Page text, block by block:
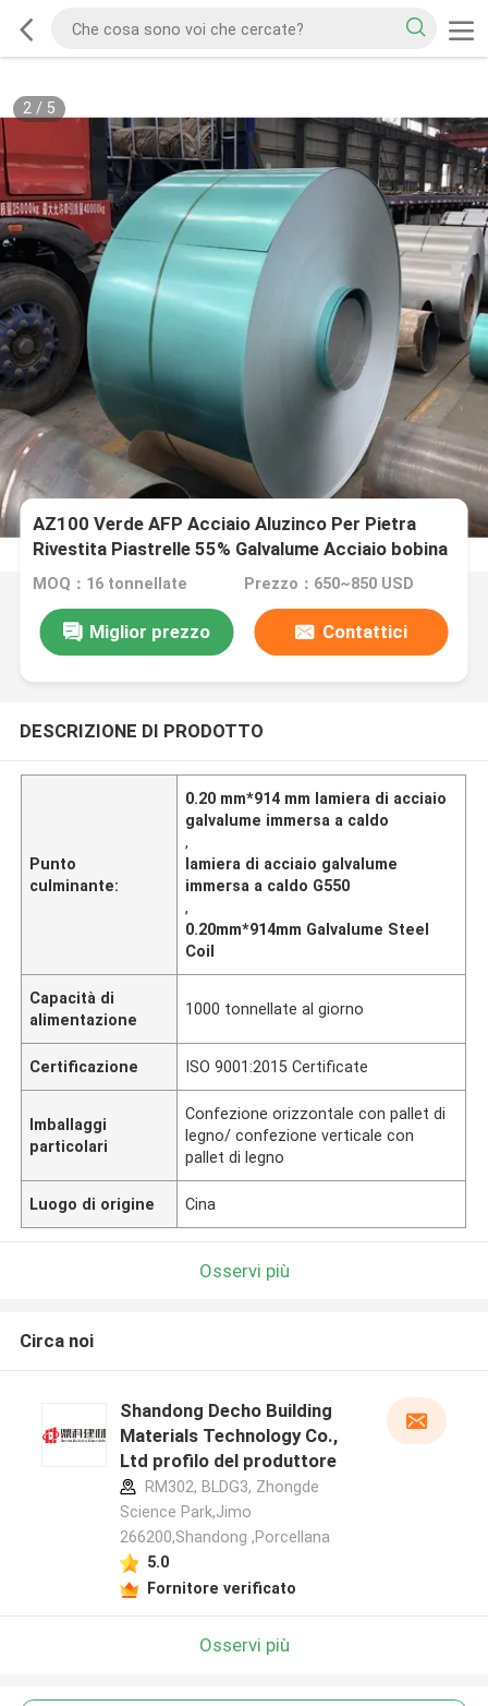
2/ 5
AZ100 Verde AFP Acciaio Aluzinco Per Pietra
Rivestita Piastrelle 55% Galvalume Acciaio bobina
foglio DX51D
MOQ：16 tonnellate Prezzo：650~850 USD
Miglior prezzo Contattici
DESCRIZIONE DI PRODOTTO
Punto
culminante:
0.20 mm*914 mm lamiera di acciaio
galvalume immersa a caldo
,
lamiera di acciaio galvalume
immersa a caldo G550
,
0.20mm*914mm Galvalume Steel
Coil
Capacità di
alimentazione
1000 tonnellate al giorno
Certificazione ISO 9001:2015 Certificate
Imballaggi
particolari
Confezione orizzontale con pallet di
legno/ confezione verticale con
pallet di legno
Luogo di origine Cina
Osservi più
Circa noi
Shandong Decho Building
Materials Technology Co.,
Ltd profilo del produttore
RM302, BLDG3, Zhongde
Science Park,Jimo
266200,Shandong ,Porcellana
5.0
Fornitore verificato
Osservi più